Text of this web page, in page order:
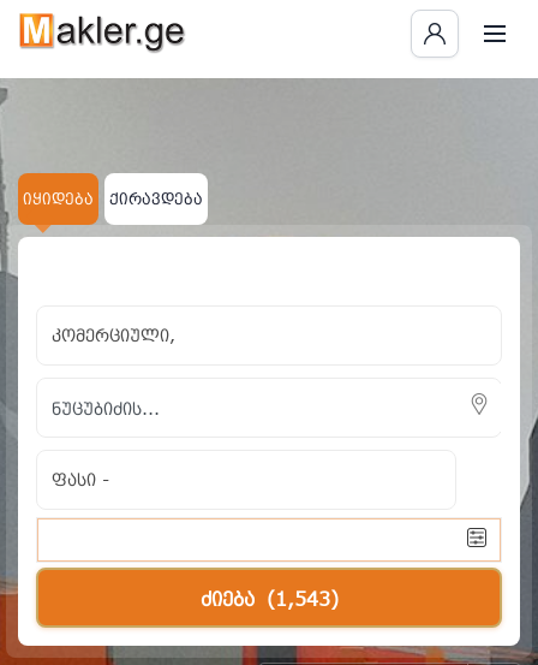
იყიდება ქირავდება
კომერციული,
ფასი -
ძიება (1,543)